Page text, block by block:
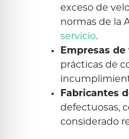
exceso de
normas de la
servicio.
Empresas
prácticas de
Fabricantes
defectuosas,
considerado